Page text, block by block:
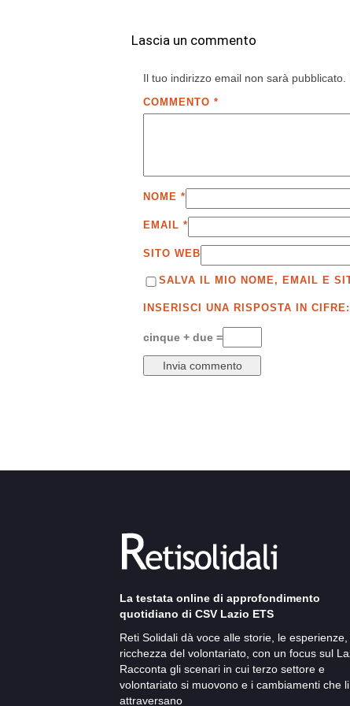
Lascia un commento
Il tuo indirizzo email non sarà pubblicato.
COMMENTO *
NOME *
EMAIL *
SITO WEB
SALVA IL MIO NOME, EMAIL E
INSERISCI UNA RISPOSTA IN CIFRE:
cinque + due =
La testata online di approfondimento
quotidiano di CSV Lazio ETS
Reti Solidali dà voce alle storie, le esperienze,
ricchezza del volontariato, con un focus sul
Racconta gli scenari in cui terzo settore e
volontariato si muovono e i cambiamenti che li
attraversano